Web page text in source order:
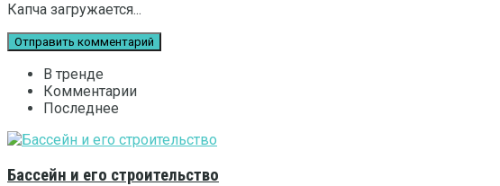
Капча загружается...
В тренде
Комментарии
Последнее
Бассейн и его строительство